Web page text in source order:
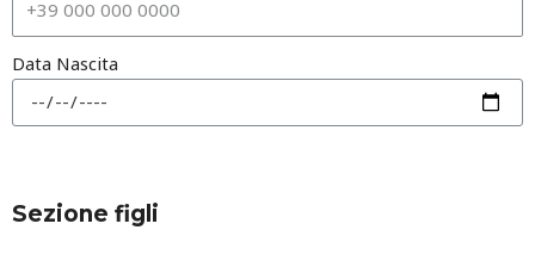
Data Nascita
Sezione figli